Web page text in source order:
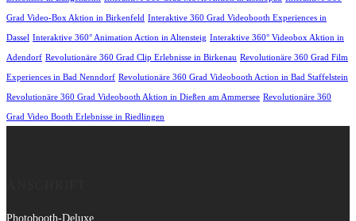
Grad Video-Box Aktion in Birkenfeld Interaktive 360 Grad Videobooth Experiences in
Dassel Interaktive 360° Animation Action in Altensteig Interaktive 360° Videobox Aktion in
Adendorf Revolutionäre 360 Grad Clip Erlebnisse in Birkenau Revolutionäre 360 Grad Film
Experiences in Bad Nenndorf Revolutionäre 360 Grad Videobooth Action in Bad Staffelstein
Revolutionäre 360 Grad Videobooth Aktion in Dießen am Ammersee Revolutionäre 360
Grad Video Booth Erlebnisse in Riedlingen
Photobooth-Deluxe